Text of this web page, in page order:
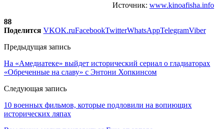
Источник: www.kinoafisha.info
88
Поделится VKOK.ruFacebookTwitterWhatsAppTelegramViber
Предыдущая запись
На «Амедиатеке» выйдет исторический сериал о гладиаторах
«Обреченные на славу» с Энтони Хопкинсом
Следующая запись
10 военных фильмов, которые подловили на вопиющих
исторических ляпах